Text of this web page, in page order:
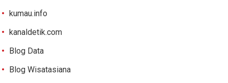
kumau.info
kanaldetik.com
Blog Data
Blog Wisatasiana